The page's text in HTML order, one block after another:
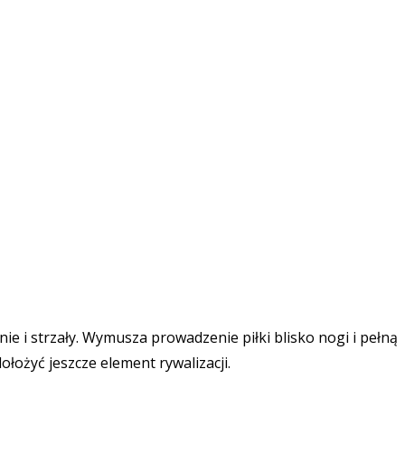
i strzały. Wymusza prowadzenie piłki blisko nogi i pełną
jeszcze element rywalizacji.